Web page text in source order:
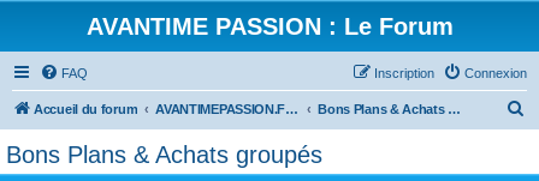
AVANTIME PASSION : Le Forum
FAQ Connexion
Inscription
Accueil du forum AVANTIMEPASSION.FR : Les Services Bons Plans & Achats groupés
Bons Plans & Achats groupés